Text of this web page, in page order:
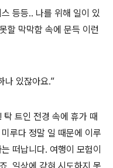
등등.. 나를 위해 일이 있
할 막막함 속에 문득 이런
나 있잖아요.”
트인 전경 속에 휴가 때
루다 정말 일 때문에 이루
떠납니다. 여행이 모험이